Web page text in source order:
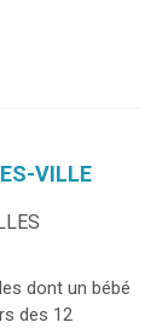
VILLE
dont un bébé
des 12